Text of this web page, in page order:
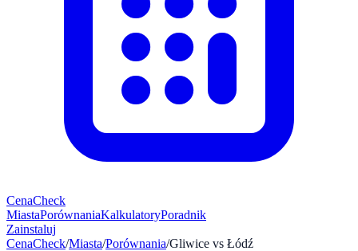
CenaCheck
MiastaPorównaniaKalkulatoryPoradnik
Zainstaluj
CenaCheck/Miasta/Porównania/Gliwice vs Łódź